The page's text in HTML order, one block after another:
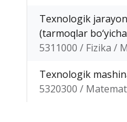
Texnologik
(tarmoqlar
5311000 / Fizika /
Texnologik
5320300 /